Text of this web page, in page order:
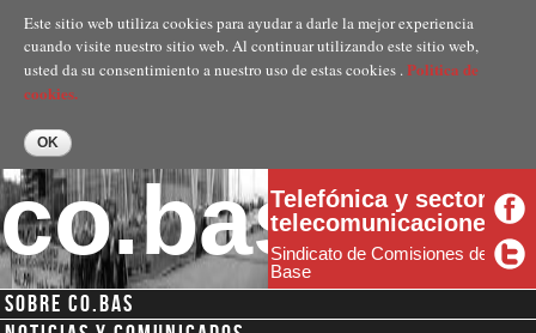
contenido
principal
Este sitio web utiliza cookies para ayudar a darle la mejor experiencia
cuando visite nuestro sitio web. Al continuar utilizando este sitio web,
usted da su consentimiento a nuestro uso de estas cookies .Politica de
cookies.
co.basTelefónica y sector
telecomunicaciones
Sindicato de Comisiones de
Base
SOBRE CO.BAS